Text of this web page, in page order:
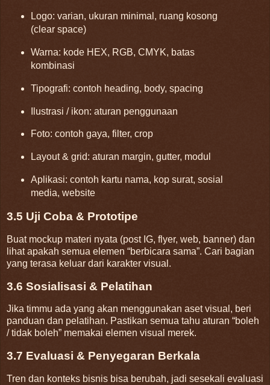
Logo: varian, ukuran minimal, ruang kosong
(clear space)
Warna: kode HEX, RGB, CMYK, batas
kombinasi
Tipografi: contoh heading, body, spacing
Ilustrasi / ikon: aturan penggunaan
Foto: contoh gaya, filter, crop
Layout & grid: aturan margin, gutter, modul
Aplikasi: contoh kartu nama, kop surat, sosial
media, website
3.5 Uji Coba & Prototipe
Buat mockup materi nyata (post IG, flyer, web, banner) dan
lihat apakah semua elemen “berbicara sama”. Cari bagian
yang terasa keluar dari karakter visual.
3.6 Sosialisasi & Pelatihan
Jika timmu ada yang akan menggunakan aset visual, beri
panduan dan pelatihan. Pastikan semua tahu aturan “boleh
/ tidak boleh” memakai elemen visual merek.
3.7 Evaluasi & Penyegaran Berkala
Tren dan konteks bisnis bisa berubah, jadi sesekali evaluasi